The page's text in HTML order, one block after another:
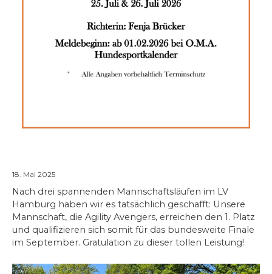
18. Mai 2025
Nach drei spannenden Mannschaftsläufen im LV
Hamburg haben wir es tatsächlich geschafft: Unsere
Mannschaft, die Agility Avengers, erreichen den 1. Platz
und qualifizieren sich somit für das bundesweite Finale
im September. Gratulation zu dieser tollen Leistung!